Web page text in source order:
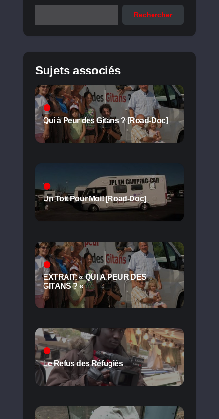
Rechercher
Sujets associés
Qui à Peur des Gitans ? [Road-Doc]
Un Toit Pour Moi! [Road-Doc]
EXTRAIT: « QUI A PEUR DES
GITANS ? «
Le Refus des Réfugiés